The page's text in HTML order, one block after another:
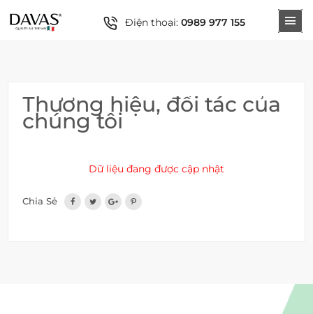
Điện thoại: 0989 977 155
Thương hiệu, đối tác của
chúng tôi
Dữ liệu đang được cập nhật
Chia Sẻ